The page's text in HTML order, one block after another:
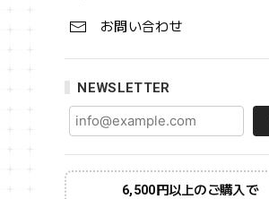
お問い合わせ
NEWSLETTER
6,500円以上のご購入で